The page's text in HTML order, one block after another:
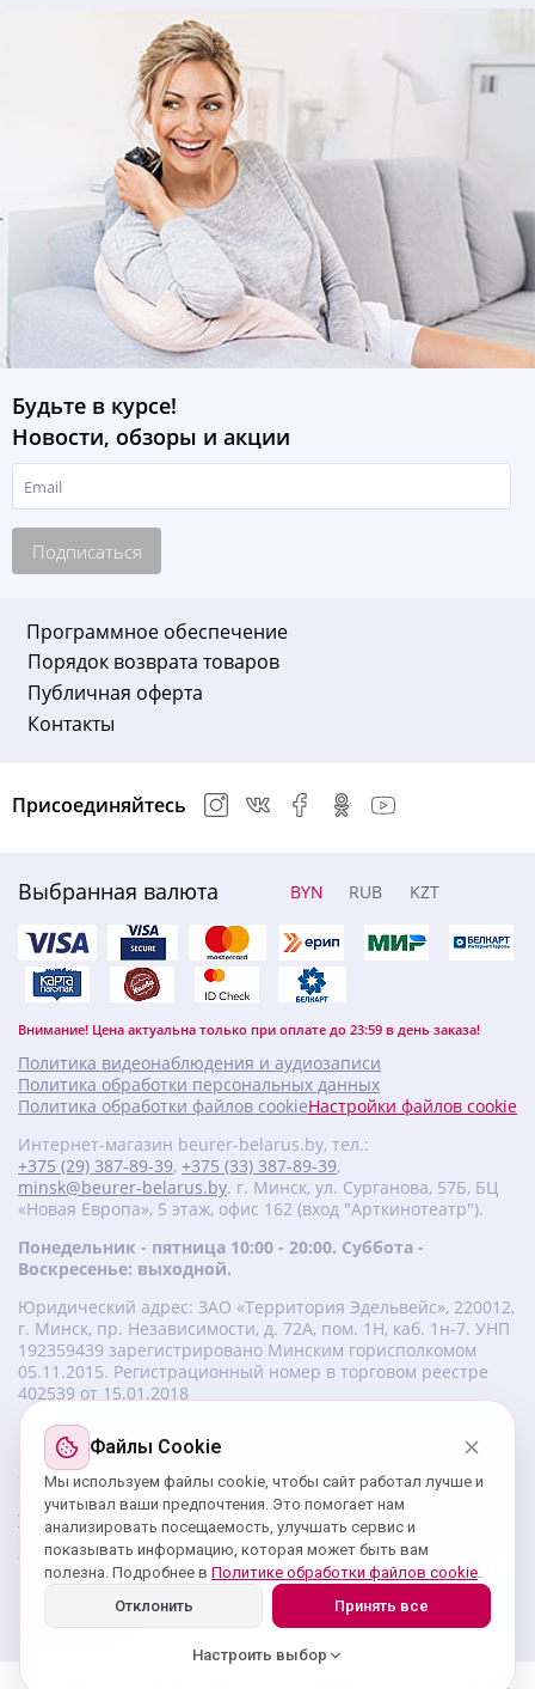
Будьте в курсе!
Новости, обзоры и акции
Подписаться
Программное обеспечение
Порядок возврата товаров
Публичная оферта
Контакты
Выбранная валюта BYN RUB KZT
Внимание! Цена актуальна только при оплате до 23:59 в день заказа!
Присоединяйтесь
Политика видеонаблюдения и аудиозаписи
Политика обработки персональных данных
Политика обработки файлов cookieНастройки файлов cookie
Интернет-магазин beurer-belarus.by, тел.:
+375 (29) 387-89-39, +375 (33) 387-89-39,
minsk@beurer-belarus.by. г. Минск, ул. Сурганова, 57Б, БЦ
«Новая Европа», 5 этаж, офис 162 (вход "Арткинотеатр").
Понедельник - пятница 10:00 - 20:00. Суббота -
Воскресенье: выходной.
Юридический адрес: ЗАО «Территория Эдельвейс», 220012,
г. Минск, пр. Независимости, д. 72А, пом. 1Н, каб. 1н-7. УНП
‎192359439 зарегистрировано Минским горисполкомом
05.11.2015. Регистрационный номер в торговом реестре
402539 от 15.01.2018
Изготовитель beurer: Бойрер Гмбх, Софлингер штрассе 218,
89077-УЛМ, Германия.
Импортер: ЗАО «Территория Эдельвейс», 220056, г. Минск,
ул. 50 лет Победы, д. 8, пом. 56.
Сервисный центр: г. Минск, ул. Сурганова, 57Б, офис 162,
тел.: +375 29 180 89 39;service@beurer-belarus.by
Карта сайта
Файлы Cookie
Мы используем файлы cookie, чтобы сайт работал лучше и
учитывал ваши предпочтения. Это помогает нам
анализировать посещаемость, улучшать сервис и
показывать информацию, которая может быть вам
полезна. Подробнее в Политике обработки файлов cookie.
Отклонить
Принять все
Настроить выбор